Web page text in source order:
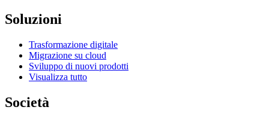
Soluzioni
Trasformazione digitale
Migrazione su cloud
Sviluppo di nuovi prodotti
Visualizza tutto
Società